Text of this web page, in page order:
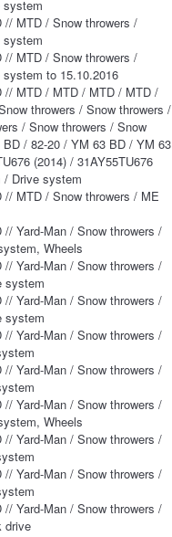
system
// MTD / Snow throwers /
system
// MTD / Snow throwers /
to 15.10.2016
// MTD / MTD / MTD / MTD /
throwers / Snow throwers /
/ Snow throwers / Snow
/ 82-20 / YM 63 BD / YM 63
(2014) / 31AY55TU676
/ Drive system
MTD / Snow throwers / ME
Yard-Man / Snow throwers /
Wheels
Yard-Man / Snow throwers /
system
Yard-Man / Snow throwers /
system
Yard-Man / Snow throwers /
Yard-Man / Snow throwers /
Yard-Man / Snow throwers /
Wheels
Yard-Man / Snow throwers /
Yard-Man / Snow throwers /
Yard-Man / Snow throwers /
drive